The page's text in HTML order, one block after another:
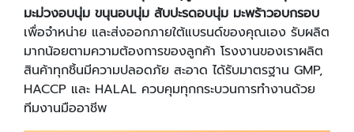
มะม่วงอบนุ่ม ขนุนอบนุ่ม สับปะรดอบนุ่ม มะพร้าวอบกรอบ
เพื่อจำหน่าย และส่งออกภายใต้แบรนด์ของคุณเอง รับผลิต
มากน้อยตามความต้องการของลูกค้า โรงงานของเราผลิต
สินค้าทุกชิ้นมีความปลอดภัย สะอาด ได้รับมาตรฐาน GMP,
HACCP และ HALAL ควบคุมทุกกระบวนการทำงานด้วย
ทีมงานมืออาชีพ